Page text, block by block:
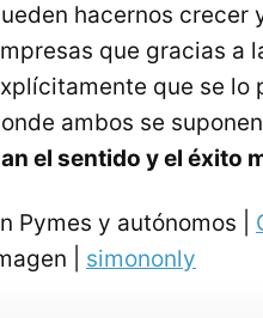
hacernos crecer
que gracias a
que se lo
ambos se
el sentido y el éxito
Pymes y autónomos |
| simononly